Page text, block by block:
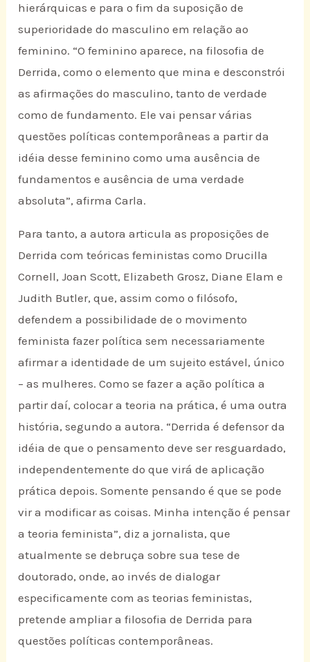
hierárquicas e para o fim da suposição de
superioridade do masculino em relação ao
feminino. “O feminino aparece, na filosofia de
Derrida, como o elemento que mina e desconstrói
as afirmações do masculino, tanto de verdade
como de fundamento. Ele vai pensar várias
questões políticas contemporâneas a partir da
idéia desse feminino como uma ausência de
fundamentos e ausência de uma verdade
absoluta”, afirma Carla.
Para tanto, a autora articula as proposições de
Derrida com teóricas feministas como Drucilla
Cornell, Joan Scott, Elizabeth Grosz, Diane Elam e
Judith Butler, que, assim como o filósofo,
defendem a possibilidade de o movimento
feminista fazer política sem necessariamente
afirmar a identidade de um sujeito estável, único
– as mulheres. Como se fazer a ação política a
partir daí, colocar a teoria na prática, é uma outra
história, segundo a autora. “Derrida é defensor da
idéia de que o pensamento deve ser resguardado,
independentemente do que virá de aplicação
prática depois. Somente pensando é que se pode
vir a modificar as coisas. Minha intenção é pensar
a teoria feminista”, diz a jornalista, que
atualmente se debruça sobre sua tese de
doutorado, onde, ao invés de dialogar
especificamente com as teorias feministas,
pretende ampliar a filosofia de Derrida para
questões políticas contemporâneas.